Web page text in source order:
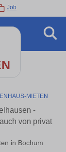
Job
MIETEN
-
von privat
in Bochum